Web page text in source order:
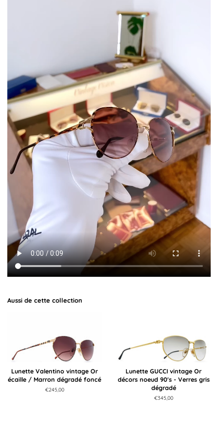
Aussi de cette collection
Lunette Valentino vintage Or
écaille / Marron dégradé foncé
Prix
€245,00
Lunette GUCCI vintage Or
décors noeud 90's - Verres gris
dégradé
Prix
€345,00